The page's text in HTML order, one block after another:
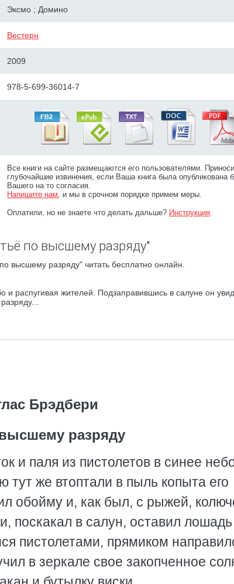
Эксмо ; Домино
Вестерн
2009
978-5-699-36014-7
Все книги на сайте размещаются его пользователями.
глубочайшие извинения, если Ваша книга была опубликована
Вашего на то согласия.
Напишите нам, и мы в срочном порядке примем меры.
Оплатили, но не знаете что делать дальше? Инструкция.
по высшему разряду"
высшему разряду" читать бесплатно онлайн.
и распугивая жителей. Подзаправившись в салуне он
Брэдбери
разряду
и паля из пистолетов в синее
тут же втоптали в пыль копыта его
обойму и, как был, с рыжей,
поскакал в салун, оставил
пистолетами, прямиком
в зеркале свое закопченное